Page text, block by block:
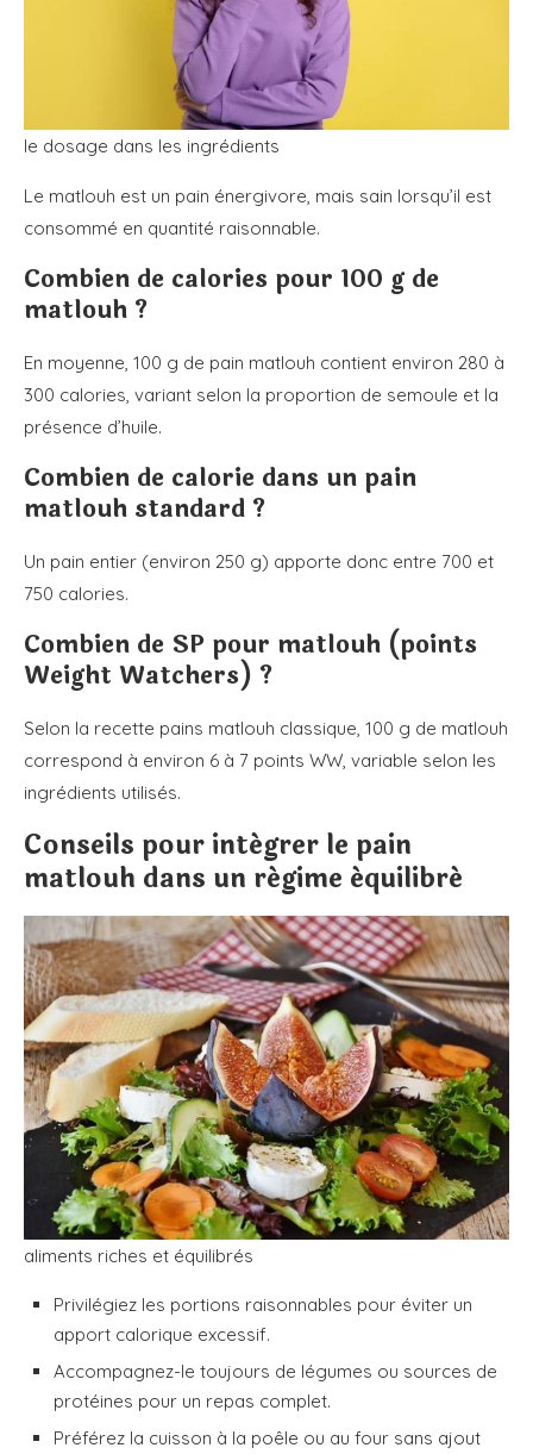
le dosage dans les ingrédients
Le matlouh est un pain énergivore, mais sain lorsqu’il est
consommé en quantité raisonnable.
Combien de calories pour 100 g de
matlouh ?
En moyenne, 100 g de pain matlouh contient environ 280 à
300 calories, variant selon la proportion de semoule et la
présence d’huile.
Combien de calorie dans un pain
matlouh standard ?
Un pain entier (environ 250 g) apporte donc entre 700 et
750 calories.
Combien de SP pour matlouh (points
Weight Watchers) ?
Selon la recette pains matlouh classique, 100 g de matlouh
correspond à environ 6 à 7 points WW, variable selon les
ingrédients utilisés.
Conseils pour intégrer le pain
matlouh dans un régime équilibré
aliments riches et équilibrés
Privilégiez les portions raisonnables pour éviter un
apport calorique excessif.
Accompagnez-le toujours de légumes ou sources de
protéines pour un repas complet.
Préférez la cuisson à la poêle ou au four sans ajout